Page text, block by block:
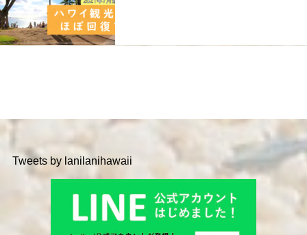
Tweets by lanilanihawaii